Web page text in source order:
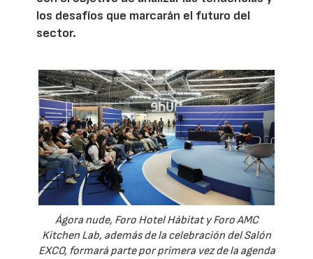
los desafíos que marcarán el futuro del
sector.
Ágora nude, Foro Hotel Hábitat y Foro AMC
Kitchen Lab, además de la celebración del Salón
EXCO, formará parte por primera vez de la agenda